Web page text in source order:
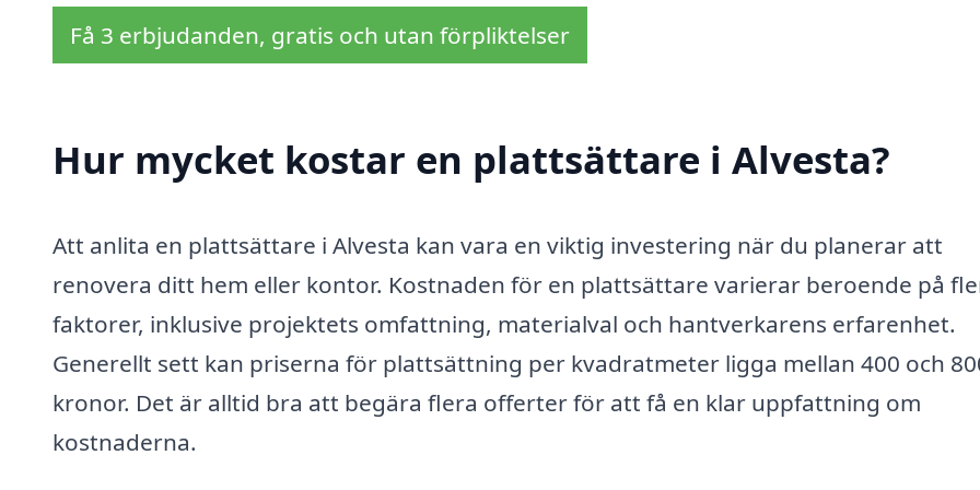
Få 3 erbjudanden, gratis och utan förpliktelser
Hur mycket kostar en plattsättare i Alvesta?
Att anlita en plattsättare i Alvesta kan vara en viktig investering när du planerar att
renovera ditt hem eller kontor. Kostnaden för en plattsättare varierar beroende på
faktorer, inklusive projektets omfattning, materialval och hantverkarens erfarenhet.
Generellt sett kan priserna för plattsättning per kvadratmeter ligga mellan 400 och
kronor. Det är alltid bra att begära flera offerter för att få en klar uppfattning om
kostnaderna.